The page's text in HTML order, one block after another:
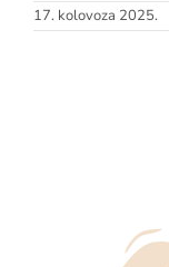
17. kolovoza 2025.